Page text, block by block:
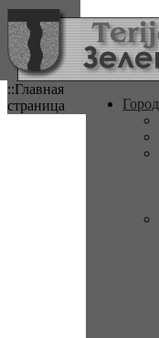
::Главная
страница
Город